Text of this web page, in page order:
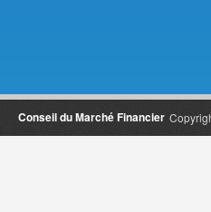
Conseil du Marché Financier